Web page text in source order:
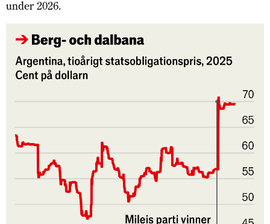
under 2026.